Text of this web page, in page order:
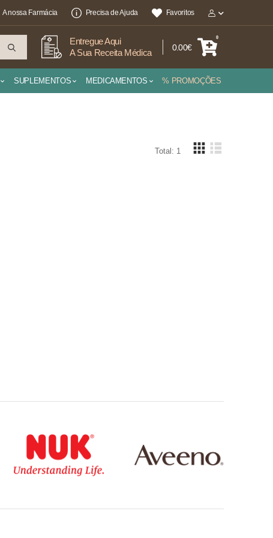
A nossa Farmácia Precisa de Ajuda Favoritos
Entregue Aqui
A Sua Receita Médica
0.00€
0
SUPLEMENTOS MEDICAMENTOS % PROMOÇÕES
Total: 1